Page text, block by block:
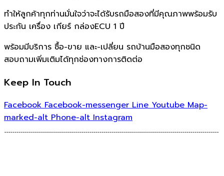
ทำให้ลูกค้าทุกท่านมั่นใจว่าจะได้รับรถมือสองที่มีคุณภาพพร้อมรับ
ประกัน เครื่อง เกียร์ กล่องECU 1 ปี
พร้อมมีบริการ ซื้อ-ขาย และ-เปลี่ยน รถบ้านมือสองทุกชนิด
สอบถามเพิ่มเติมได้ทุกช่องทางการติดต่อ
Keep In Touch
Facebook Facebook-messenger Line Youtube Map-
marked-alt Phone-alt Instagram